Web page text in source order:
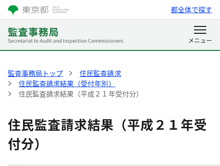
都全体で探す
監査事務局トップ
住民監査請求
住民監査請求結果（受付年別）
住民監査請求結果（平成２１年受付分）
住民監査請求結果（平成２１年受
付分）